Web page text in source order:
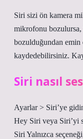
Siri sizi ön kamera
mikrofonu
bozulduğundan
kaydedebilirsiniz.
Siri nasıl
Ayarlar > Siri’ye
Hey Siri veya Siri’yi
Siri Yalnızca